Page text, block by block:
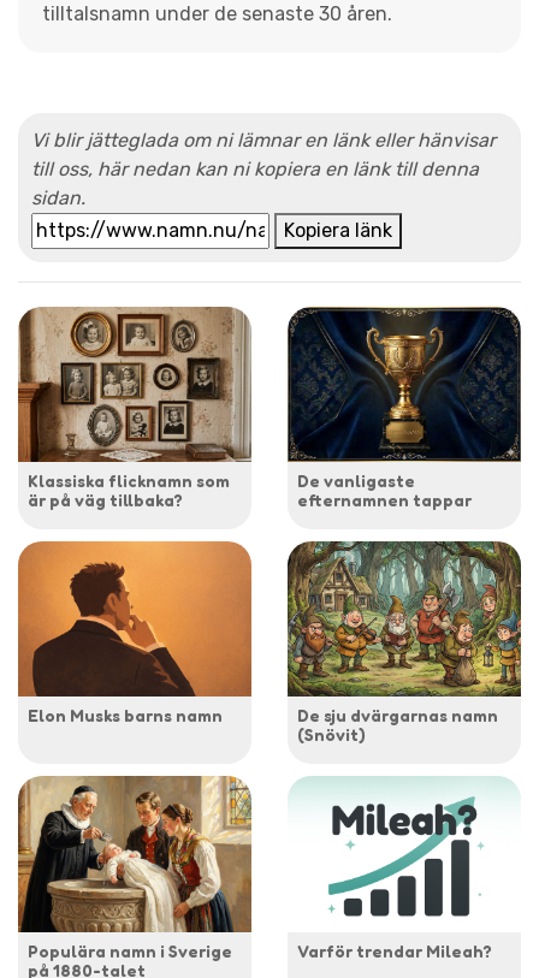
tilltalsnamn under de senaste 30 åren.
Vi blir jätteglada om ni lämnar en länk eller hänvisar
till oss, här nedan kan ni kopiera en länk till denna
sidan.
Kopiera länk
Klassiska flicknamn som
är på väg tillbaka?
De vanligaste
efternamnen tappar
Elon Musks barns namn
De sju dvärgarnas namn
(Snövit)
Populära namn i Sverige
på 1880-talet
Varför trendar Mileah?